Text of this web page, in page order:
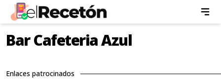
Bar Cafeteria Azul
Enlaces patrocinados